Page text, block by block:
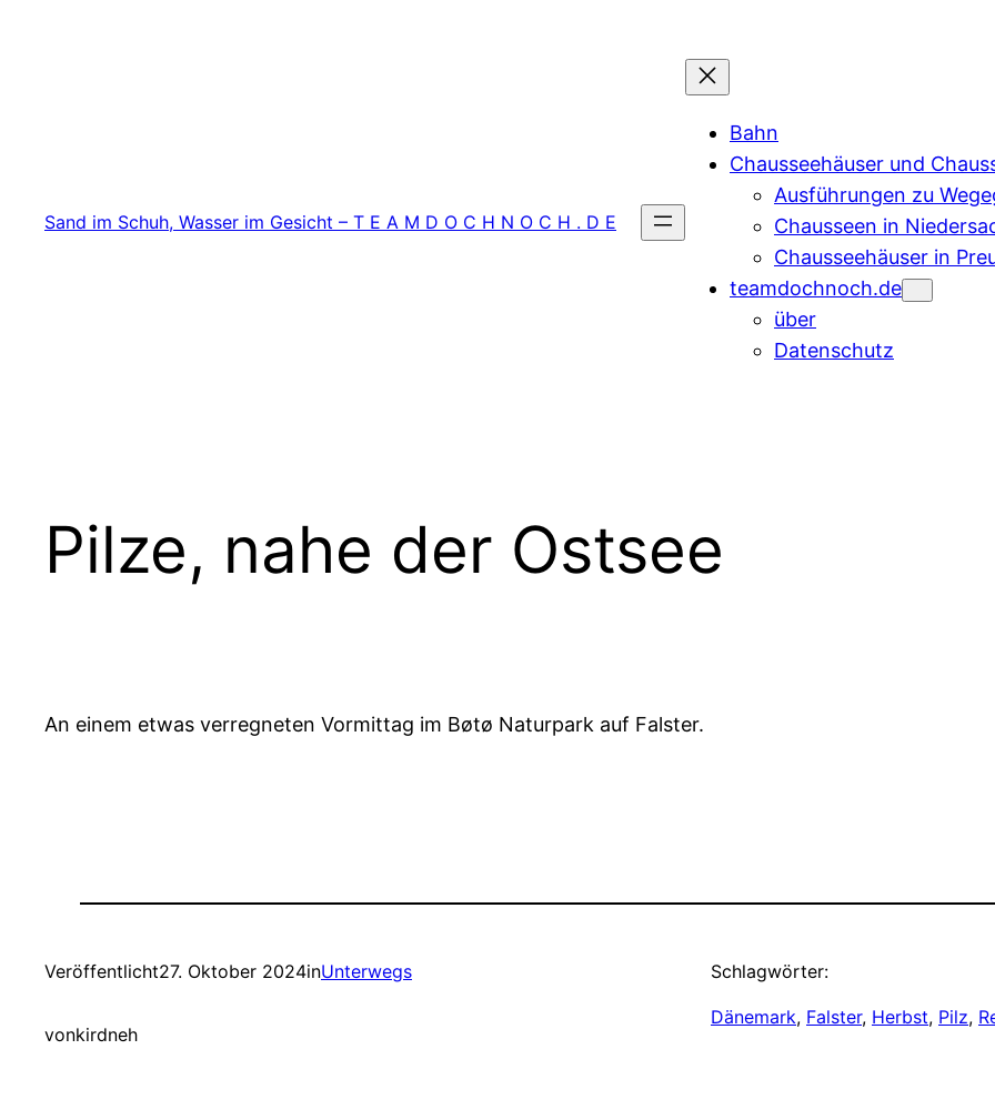
Sand im Schuh, Wasser im Gesicht – T E A M D O C H N O C H . D E
Bahn
Chausseehäuser und
Ausführungen zu
Chausseen in
Chausseehäuser in
teamdochnoch.de
über
Datenschutz
Pilze, nahe der Ostsee
An einem etwas verregneten Vormittag im Bøtø Naturpark auf Falster.
Veröffentlicht27. Oktober 2024inUnterwegs
vonkirdneh
Schlagwörter:
Dänemark, Falster, Herbst, Pilz,